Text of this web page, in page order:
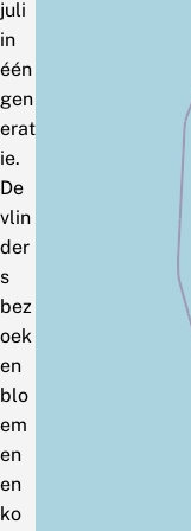
juli
in
één
gen
erat
ie.
De
vlin
der
s
bez
oek
en
blo
em
en
en
ko